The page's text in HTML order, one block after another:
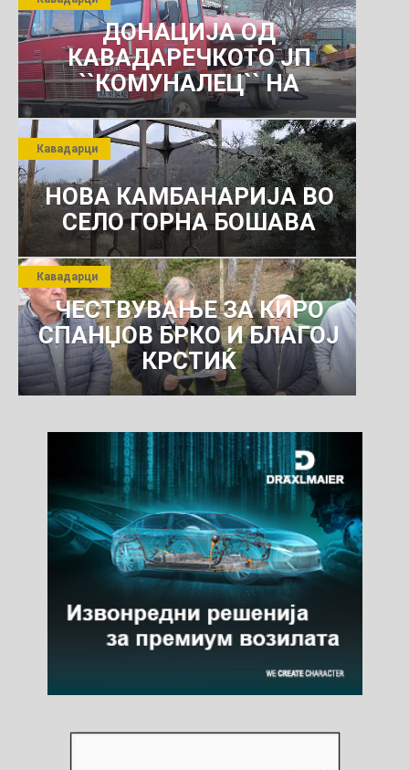
ДОНАЦИЈА ОД
КАВАДАРЕЧКОТО ЈП
``КОМУНАЛЕЦ`` НА
РОСОМАНСКОТО ЈАВНО
ПРЕТПРИЈАТИЕ ЗА
КОМУНАЛНО УСЛУГИ
НОВА КАМБАНАРИЈА ВО
СЕЛО ГОРНА БОШАВА
Кавадарци
ЧЕСТВУВАЊЕ ЗА КИРО
СПАНЏОВ БРКО И БЛАГОЈ
КРСТИЌ
Кавадарци